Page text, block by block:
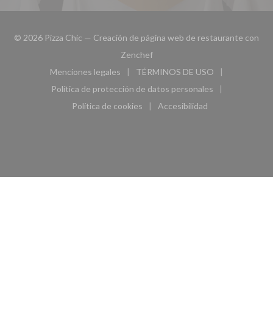
© 2026 Pizza Chic — Creación de página web de restaurante con
Zenchef((abre en una nueva ventana))
Menciones legales
((abre en una nueva ventana))
TÉRMINOS DE USO
((abre en una nueva
Política de protección de datos personales
((abre en una nueva ventana))
Política de cookies
((abre en una nueva ventana))
Accesibilidad